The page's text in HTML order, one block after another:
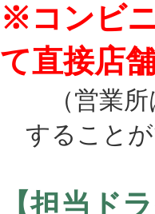
※コンビ
て直接店
（営業所
すること
【担当ド